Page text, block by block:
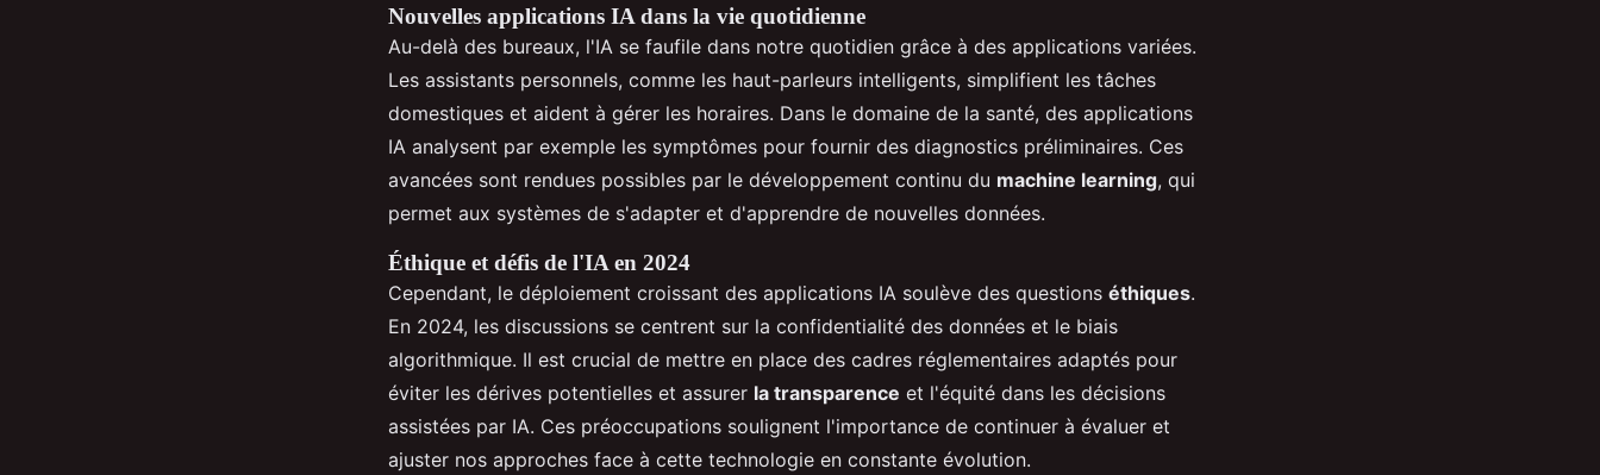
Nouvelles applications IA dans la vie quotidienne
Au-delà des bureaux, l'IA se faufile dans notre quotidien grâce à des applications variées.
Les assistants personnels, comme les haut-parleurs intelligents, simplifient les tâches
domestiques et aident à gérer les horaires. Dans le domaine de la santé, des applications
IA analysent par exemple les symptômes pour fournir des diagnostics préliminaires. Ces
avancées sont rendues possibles par le développement continu du machine learning, qui
permet aux systèmes de s'adapter et d'apprendre de nouvelles données.
Éthique et défis de l'IA en 2024
Cependant, le déploiement croissant des applications IA soulève des questions éthiques.
En 2024, les discussions se centrent sur la confidentialité des données et le biais
algorithmique. Il est crucial de mettre en place des cadres réglementaires adaptés pour
éviter les dérives potentielles et assurer la transparence et l'équité dans les décisions
assistées par IA. Ces préoccupations soulignent l'importance de continuer à évaluer et
ajuster nos approches face à cette technologie en constante évolution.